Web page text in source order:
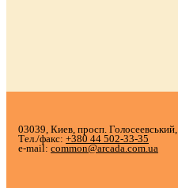
03039, Киев, просп.
Тел./факс: +380 44 502-33-35
e-mail: common@arcada.com.ua